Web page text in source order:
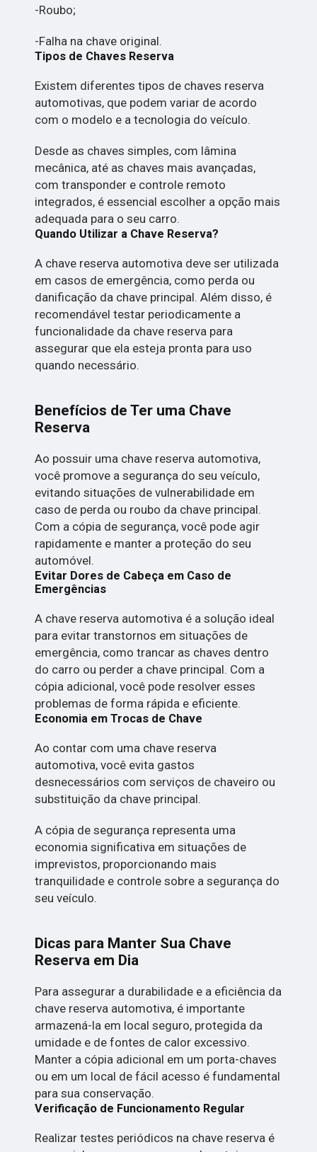
-Roubo;
-Falha na chave original.
Tipos de Chaves Reserva
Existem diferentes tipos de chaves reserva
automotivas, que podem variar de acordo
com o modelo e a tecnologia do veículo.
Desde as chaves simples, com lâmina
mecânica, até as chaves mais avançadas,
com transponder e controle remoto
integrados, é essencial escolher a opção mais
adequada para o seu carro.
Quando Utilizar a Chave Reserva?
A chave reserva automotiva deve ser utilizada
em casos de emergência, como perda ou
danificação da chave principal. Além disso, é
recomendável testar periodicamente a
funcionalidade da chave reserva para
assegurar que ela esteja pronta para uso
quando necessário.
Benefícios de Ter uma Chave
Reserva
Ao possuir uma chave reserva automotiva,
você promove a segurança do seu veículo,
evitando situações de vulnerabilidade em
caso de perda ou roubo da chave principal.
Com a cópia de segurança, você pode agir
rapidamente e manter a proteção do seu
automóvel.
Evitar Dores de Cabeça em Caso de
Emergências
A chave reserva automotiva é a solução ideal
para evitar transtornos em situações de
emergência, como trancar as chaves dentro
do carro ou perder a chave principal. Com a
cópia adicional, você pode resolver esses
problemas de forma rápida e eficiente.
Economia em Trocas de Chave
Ao contar com uma chave reserva
automotiva, você evita gastos
desnecessários com serviços de chaveiro ou
substituição da chave principal.
A cópia de segurança representa uma
economia significativa em situações de
imprevistos, proporcionando mais
tranquilidade e controle sobre a segurança do
seu veículo.
Dicas para Manter Sua Chave
Reserva em Dia
Para assegurar a durabilidade e a eficiência da
chave reserva automotiva, é importante
armazená-la em local seguro, protegida da
umidade e de fontes de calor excessivo.
Manter a cópia adicional em um porta-chaves
ou em um local de fácil acesso é fundamental
para sua conservação.
Verificação de Funcionamento Regular
Realizar testes periódicos na chave reserva é